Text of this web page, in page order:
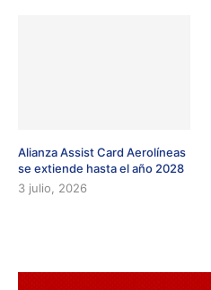
Alianza Assist Card Aerolíneas
se extiende hasta el año 2028
3 julio, 2026